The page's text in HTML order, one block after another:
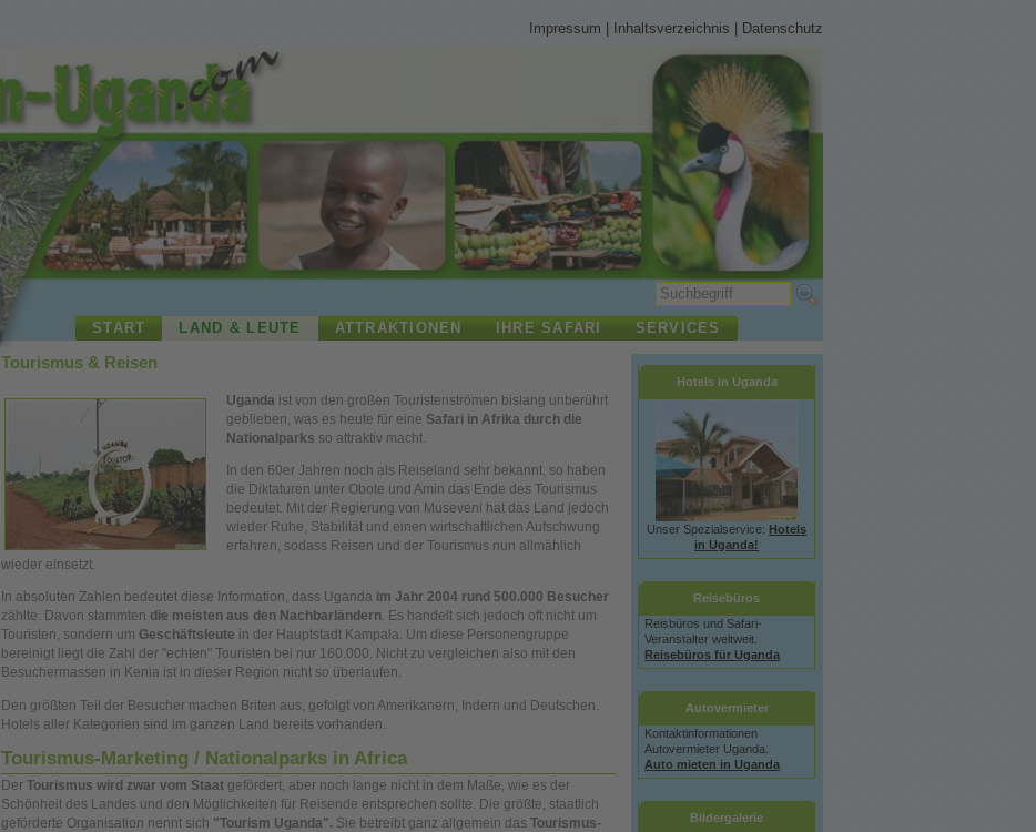
Impressum Inhaltsverzeichnis Datenschutz
START LAND & LEUTE ATTRAKTIONEN IHRE SAFARI SERVICES
Hotels in Uganda
Unser Spezialservice: Hotels
in Uganda!
Reisebüros
Reisbüros und Safari-
Veranstalter weltweit.
Reisebüros für Uganda
Autovermieter
Kontaktinformationen
Autovermieter Uganda.
Auto mieten in Uganda
Bildergalerie
Tourismus & Reisen
Ugandaist von den großen Touristenströmen bislang unberührt
geblieben, was es heute für eine Safari in Afrika durch die
Nationalparks so attraktiv macht.
In den 60er Jahren noch als Reiseland sehr bekannt, so haben
die Diktaturen unter Obote und Amin das Ende des Tourismus
bedeutet. Mit der Regierung von Museveni hat das Land jedoch
wieder Ruhe, Stabilität und einen wirtschaftlichen Aufschwung
erfahren, sodass Reisen und der Tourismus nun allmählich
wieder einsetzt.
In absoluten Zahlen bedeutet diese Information, dass Uganda im Jahr 2004 rund 500.000 Besucher
zählte. Davon stammten die meisten aus den Nachbarländern. Es handelt sich jedoch oft nicht um
Touristen, sondern um Geschäftsleute in der Hauptstadt Kampala. Um diese Personengruppe
bereinigt liegt die Zahl der "echten" Touristen bei nur 160.000. Nicht zu vergleichen also mit den
Besuchermassen in Kenia ist in dieser Region nicht so überlaufen.
Den größten Teil der Besucher machen Briten aus, gefolgt von Amerikanern, Indern und Deutschen.
Hotels aller Kategorien sind im ganzen Land bereits vorhanden.
Tourismus-Marketing / Nationalparks in Africa
DerTourismus wird zwar vom Staat gefördert, aber noch lange nicht in dem Maße, wie es der
Schönheit des Landes und den Möglichkeiten für Reisende entsprechen sollte. Die größte, staatlich
geförderte Organisation nennt sich "Tourism Uganda". Sie betreibt ganz allgemein dasTourismus-